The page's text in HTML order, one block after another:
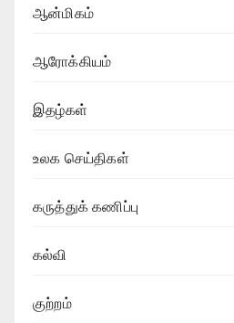
ஆன்மிகம்
ஆரோக்கியம்
இதழ்கள்
உலக செய்திகள்
கருத்துக் கணிப்பு
கல்வி
குற்றம்